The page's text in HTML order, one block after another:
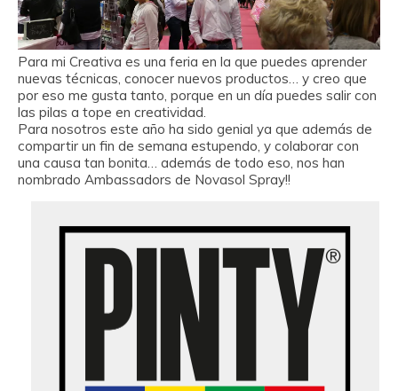
Para mi Creativa es una feria en la que puedes aprender
nuevas técnicas, conocer nuevos productos… y creo que
por eso me gusta tanto, porque en un día puedes salir con
las pilas a tope en creatividad.
Para nosotros este año ha sido genial ya que además de
compartir un fin de semana estupendo, y colaborar con
una causa tan bonita… además de todo eso, nos han
nombrado Ambassadors de Novasol Spray!!